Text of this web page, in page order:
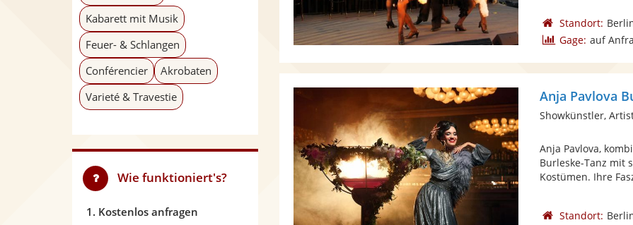
Standort:
Gage: auf
Anja Pavlova
Showkünstler,
Anja Pavlova,
Burleske-Tanz mit
Kostümen. Ihre
Standort:
Kabarett mit Musik
Feuer- & Schlangen
Conférencier
Akrobaten
Varieté & Travestie
Wie funktioniert's?
1. Kostenlos anfragen